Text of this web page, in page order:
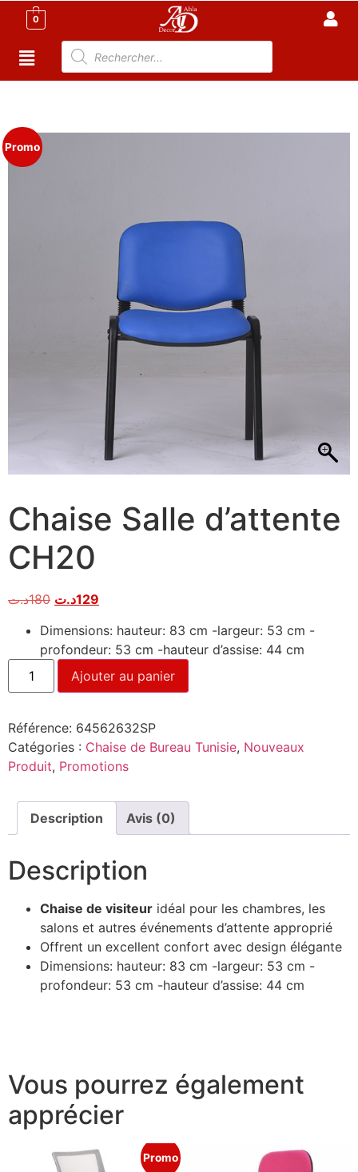
0
Promo
Chaise Salle d’attente
CH20
180د.ت 129د.ت
Dimensions: hauteur: 83 cm -largeur: 53 cm -
profondeur: 53 cm -hauteur d’assise: 44 cm
Ajouter au panier
Référence: 64562632SP
Catégories : Chaise de Bureau Tunisie, Nouveaux
Produit, Promotions
Description Avis (0)
Description
Chaise de visiteur idéal pour les chambres, les
salons et autres événements d’attente approprié
Offrent un excellent confort avec design élégante
Dimensions: hauteur: 83 cm -largeur: 53 cm -
profondeur: 53 cm -hauteur d’assise: 44 cm
Vous pourrez également
apprécier
Promo